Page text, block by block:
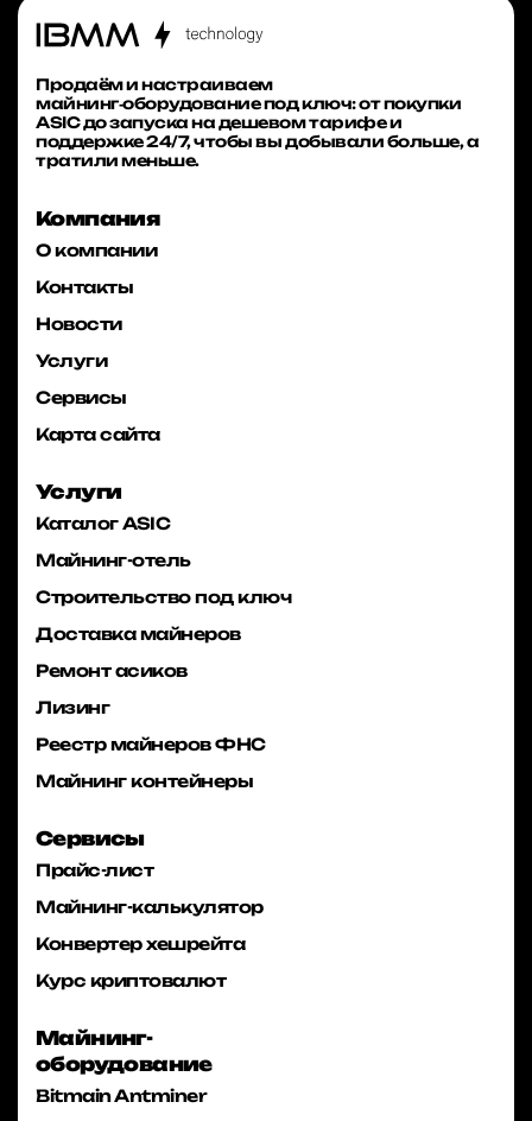
Продаём и настраиваем
майнинг‑оборудование под ключ: от покупки
ASIC до запуска на дешевом тарифе и
поддержке 24/7, чтобы вы добывали больше, а
тратили меньше.
Компания
О компании
Контакты
Новости
Услуги
Сервисы
Карта сайта
Услуги
Каталог ASIC
Майнинг-отель
Строительство под ключ
Доставка майнеров
Ремонт асиков
Лизинг
Реестр майнеров ФНС
Майнинг контейнеры
Сервисы
Прайс-лист
Майнинг-калькулятор
Конвертер хешрейта
Курс криптовалют
Майнинг-
оборудование
Bitmain Antminer